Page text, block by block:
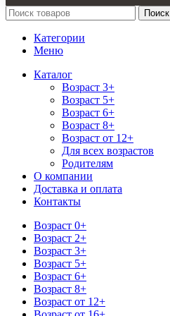
Поиск
Категории
Меню
Каталог
Возраст 3+
Возраст 5+
Возраст 6+
Возраст 8+
Возраст от 12+
Для всех возрастов
Родителям
О компании
Доставка и оплата
Контакты
Возраст 0+
Возраст 2+
Возраст 3+
Возраст 5+
Возраст 6+
Возраст 8+
Возраст от 12+